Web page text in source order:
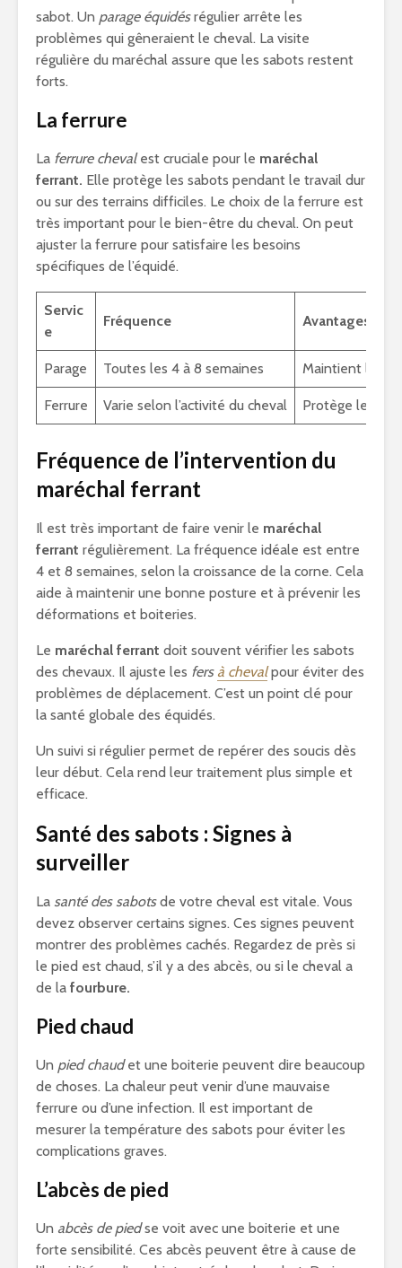
sabot. Un parage équidésrégulier arrête les
problèmes qui gêneraient le cheval. La visite
régulière du maréchal assure que les sabots restent
forts.
La ferrure
La ferrure chevalest cruciale pour le maréchal
ferrant. Elle protège les sabots pendant le travail dur
ou sur des terrains difficiles. Le choix de la ferrure est
très important pour le bien-être du cheval. On peut
ajuster la ferrure pour satisfaire les besoins
spécifiques de l’équidé.
Servic
e
Fréquence Avantages
Parage Toutes les 4 à 8 semaines Maintient la
Ferrure Varie selon l’activité du cheval Protège les
Fréquence de l’intervention du
maréchal ferrant
Il est très important de faire venir le maréchal
ferrant régulièrement. La fréquence idéale est entre
4 et 8 semaines, selon la croissance de la corne. Cela
aide à maintenir une bonne posture et à prévenir les
déformations et boiteries.
Le maréchal ferrant doit souvent vérifier les sabots
des chevaux. Il ajuste les fers à chevalpour éviter des
problèmes de déplacement. C’est un point clé pour
la santé globale des équidés.
Un suivi si régulier permet de repérer des soucis dès
leur début. Cela rend leur traitement plus simple et
efficace.
Santé des sabots : Signes à
surveiller
La santé des sabotsde votre cheval est vitale. Vous
devez observer certains signes. Ces signes peuvent
montrer des problèmes cachés. Regardez de près si
le pied est chaud, s’il y a des abcès, ou si le cheval a
de la fourbure.
Pied chaud
Un pied chaudet une boiterie peuvent dire beaucoup
de choses. La chaleur peut venir d’une mauvaise
ferrure ou d’une infection. Il est important de
mesurer la température des sabots pour éviter les
complications graves.
L’abcès de pied
Un abcès de piedse voit avec une boiterie et une
forte sensibilité. Ces abcès peuvent être à cause de